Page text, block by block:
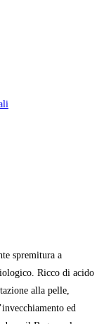
spremitura a
Ricco di acido
alla pelle,
ed